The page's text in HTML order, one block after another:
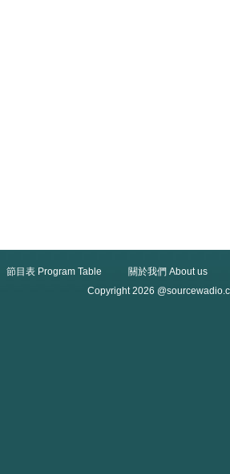
節目表 Program Table
關於我們 About us
Copyright 2026